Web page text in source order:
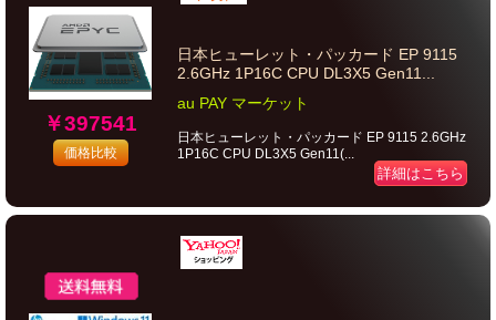
￥397541
価格比較
日本ヒューレット・パッカード EP 9115
2.6GHz 1P16C CPU DL3X5 Gen11...
au PAY マーケット
日本ヒューレット・パッカード EP 9115 2.6GHz
1P16C CPU DL3X5 Gen11(...
詳細はこちら